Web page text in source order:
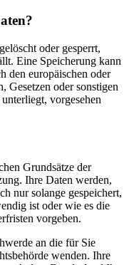
oder gesperrt,
Eine Speicherung kann
den europäischen oder
Gesetzen oder sonstigen
vorgesehen
Grundsätze der
Ihre Daten werden,
nur solange gespeichert,
ist oder wie es die
vorgeben.
an die für Sie
wenden. Ihre